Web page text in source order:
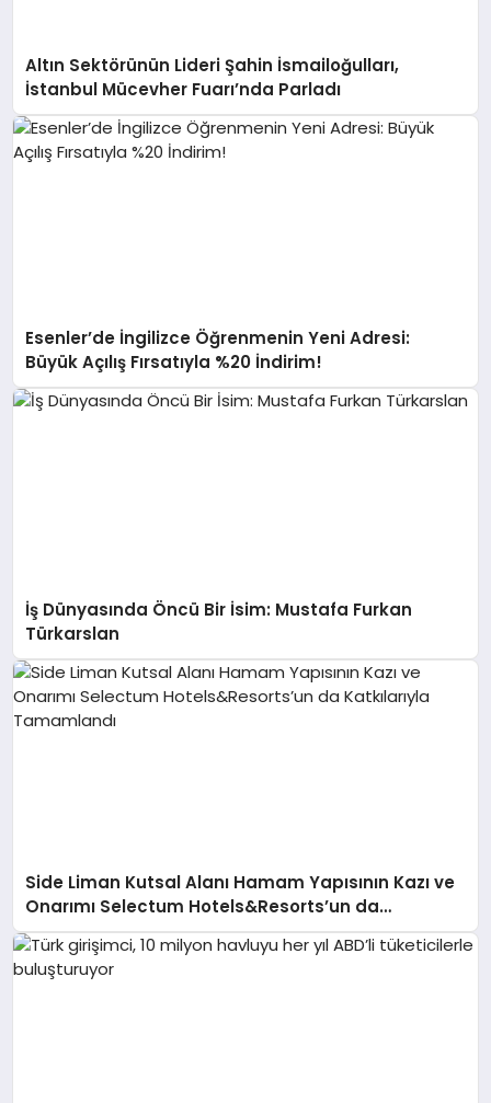
Altın Sektörünün Lideri Şahin İsmailoğulları,
İstanbul Mücevher Fuarı’nda Parladı ￼
Esenler’de İngilizce Öğrenmenin Yeni Adresi:
Büyük Açılış Fırsatıyla %20 İndirim!
İş Dünyasında Öncü Bir İsim: Mustafa Furkan
Türkarslan
Side Liman Kutsal Alanı Hamam Yapısının Kazı ve
Onarımı Selectum Hotels&Resorts’un da
Katkılarıyla Tamamlandı